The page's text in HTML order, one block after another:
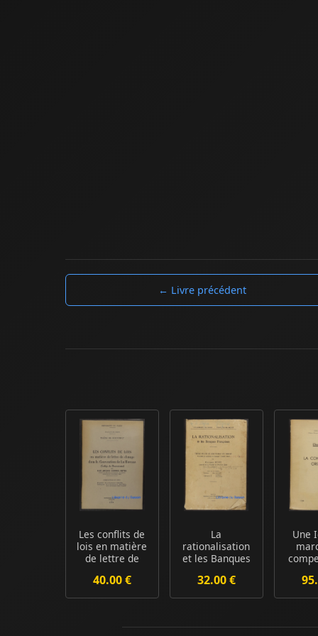
← Livre précédent
Les conflits de
lois en matière
de lettre de
40.00 €
La
rationalisation
et les Banques
32.00 €
Une